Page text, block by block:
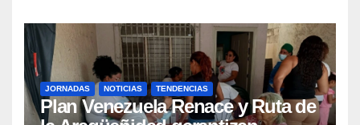
JORNADAS NOTICIAS TENDENCIAS
Plan Venezuela Renace y Ruta de